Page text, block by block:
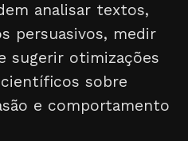
analisar textos,
persuasivos, medir
sugerir otimizações
científicos sobre
e comportamento